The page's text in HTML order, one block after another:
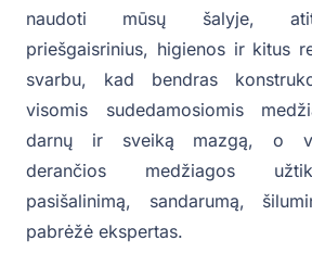
naudoti mūsų šalyje,
priešgaisrinius, higienos ir kitus
svarbu, kad bendras
visomis sudedamosiomis
darnų ir sveiką mazgą, o
derančios medžiagos
pasišalinimą, sandarumą,
pabrėžė ekspertas.